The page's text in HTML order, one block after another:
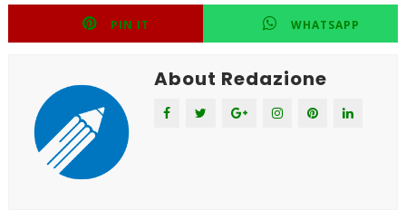
PIN IT WHATSAPP
About Redazione